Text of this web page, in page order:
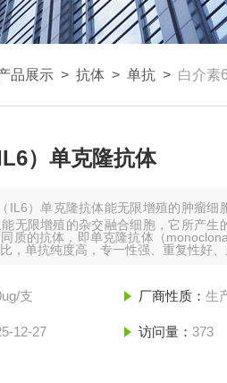
品展示 > 抗体 > 单抗 > 白介素
）单克隆抗体
IL6）单克隆抗体能无限增殖的肿瘤细
无限增殖的杂交融合细胞，它所产生
质的抗体，即单克隆抗体（
，单抗纯度高，专一性强、重复性好、
支 厂商性质： 生
12-27 访问量： 373